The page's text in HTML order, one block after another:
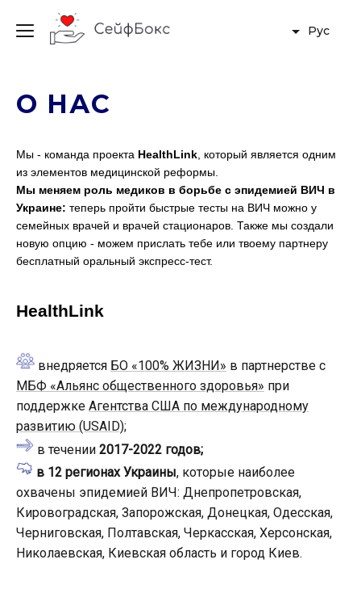
Рус
О НАС
Мы - команда проекта HealthLink , который является одним
из элементов медицинской реформы.
Мы меняем роль медиков в борьбе с эпидемией ВИЧ в
Украине: теперь пройти быстрые тесты на ВИЧ можно у
семейных врачей и врачей стационаров. Также мы создали
новую опцию - можем прислать тебе или твоему партнеру
бесплатный оральный экспресс-тест.
HealthLink
внедряется БО «100% ЖИЗНИ» в партнерстве с
МБФ «Альянс общественного здоровья» при
поддержке Агентства США по международному
развитию (USAID);
в течении 2017-2022 годов;
в 12 регионах Украины, которые наиболее
охвачены эпидемией ВИЧ: Днепропетровская,
Кировоградская, Запорожская, Донецкая, Одесская,
Черниговская, Полтавская, Черкасская, Херсонская,
Николаевская, Киевская область и город Киев.